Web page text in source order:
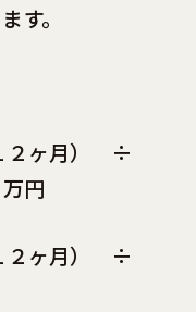
す。
２ヶ月） ÷
円
２ヶ月） ÷